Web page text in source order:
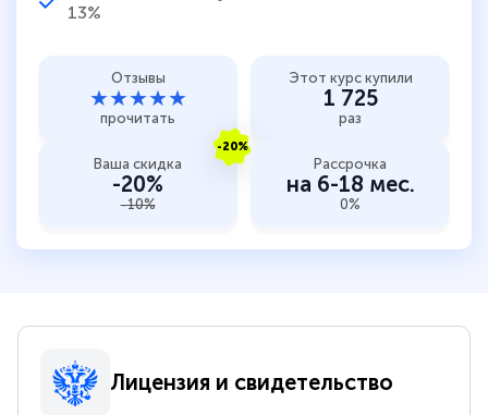
13%
Отзывы
★★★★★
прочитать
Этот курс купили
1 725
раз
-20%
Ваша скидка
-20%
-10%
Рассрочка
на 6-18 мес.
0%
Лицензия и свидетельство